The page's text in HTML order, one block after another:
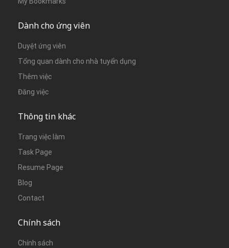
Dành cho ứng viên
Duyệt ứng viên
Tổng quan dành cho nhà tuyển dụng
Thêm việc
Đăng việc
Thông tin khác
Trang việc làm
Task Page
Resume Page
Blog
Contact
Chính sách
Chính sách